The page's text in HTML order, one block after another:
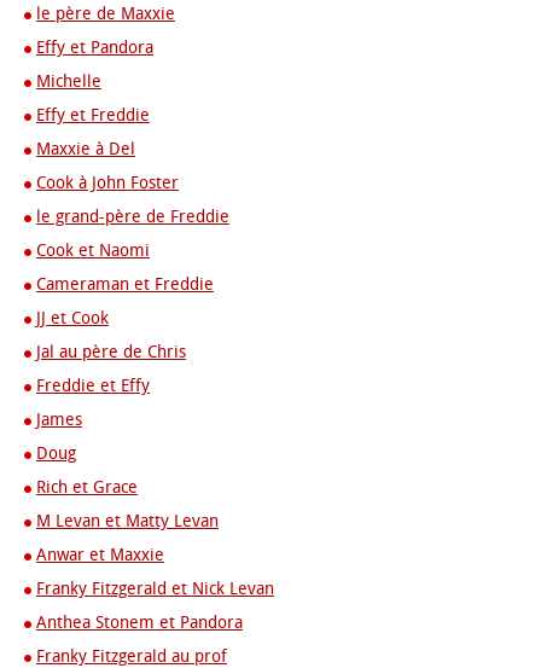
le père de Maxxie
Effy et Pandora
Michelle
Effy et Freddie
Maxxie à Del
Cook à John Foster
le grand-père de Freddie
Cook et Naomi
Cameraman et Freddie
JJ et Cook
Jal au père de Chris
Freddie et Effy
James
Doug
Rich et Grace
M Levan et Matty Levan
Anwar et Maxxie
Franky Fitzgerald et Nick Levan
Anthea Stonem et Pandora
Franky Fitzgerald au prof